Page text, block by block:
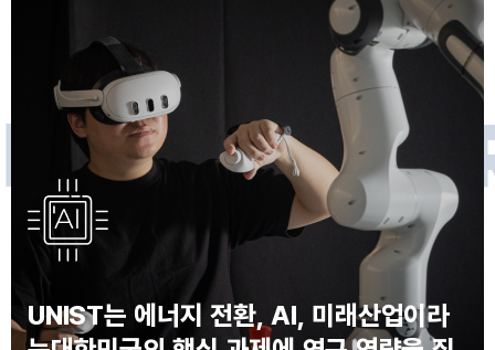
FU TU RE
NNOVATO
S
UNIST는 에너지 전환, AI, 미래산업이라